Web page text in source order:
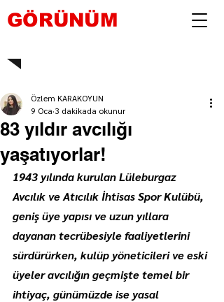
GÖRÜNÜM
83 yıldır avcılığı
yaşatıyorlar!
Özlem KARAKOYUN
9 Oca 3 dakikada okunur
1943 yılında kurulan Lüleburgaz
Avcılık ve Atıcılık İhtisas Spor Kulübü,
geniş üye yapısı ve uzun yıllara
dayanan tecrübesiyle faaliyetlerini
sürdürürken, kulüp yöneticileri ve eski
üyeler avcılığın geçmişte temel bir
ihtiyaç, günümüzde ise yasal